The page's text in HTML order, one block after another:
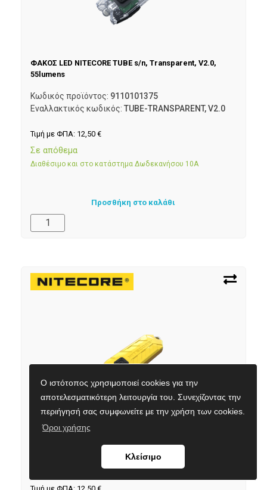
Ο ιστότοπος χρησιμοποιεί cookies για την
αποτελεσματικότερη λειτουργία του. Συνεχίζοντας την
περιήγησή σας συμφωνείτε με την χρήση των cookies.
Όροι χρήσης
Κλείσιμο
ΦΑΚΟΣ LED NITECORE TUBE s/n, Transparent, V2.0,
55lumens
Κωδικός προϊόντος: 9110101375
Εναλλακτικός κωδικός: TUBE-TRANSPARENT, V2.0
Τιμή με ΦΠΑ: 12,50 €
Σε απόθεμα
Διαθέσιμο και στο κατάστημα Δωδεκανήσου 10Α
Προσθήκη στο καλάθι
ΦΑΚΟΣ LED NITECORE TUBE s/n, Lemon, V2.0, 55lumens
Κωδικός προϊόντος:
TUBE-LEMON, V2.0